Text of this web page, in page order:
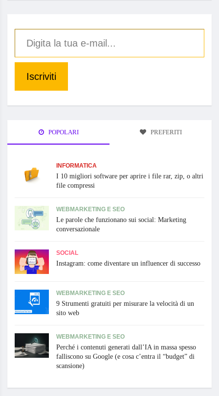
Iscriviti
POPOLARI PREFERITI
INFORMATICA
I 10 migliori software per aprire i file rar, zip, o altri
file compressi
WEBMARKETING E SEO
Le parole che funzionano sui social: Marketing
conversazionale
SOCIAL
Instagram: come diventare un influencer di successo
WEBMARKETING E SEO
9 Strumenti gratuiti per misurare la velocità di un
sito web
WEBMARKETING E SEO
Perché i contenuti generati dall’IA in massa spesso
falliscono su Google (e cosa c’entra il “budget” di
scansione)